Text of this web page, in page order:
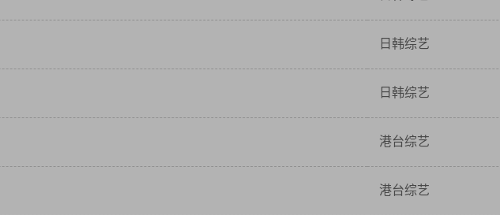
日韩综艺
日韩综艺
港台综艺
港台综艺